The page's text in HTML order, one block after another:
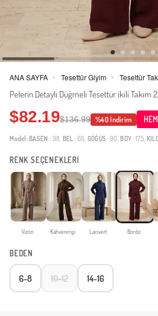
ANA SAYFA > Tesettür Giyim > Tesettür
Pelerin Detaylı Düğmeli Tesettür ikili Takım
$82.19$136.99 %40 İndirim
Model: BASEN : 98, BEL : 66, GÖĞÜS : 90, BOY : 175,
RENK SEÇENEKLERİ
Vizon Kahverengi Lacivert Bordo
BEDEN
6-8 10-12 14-16